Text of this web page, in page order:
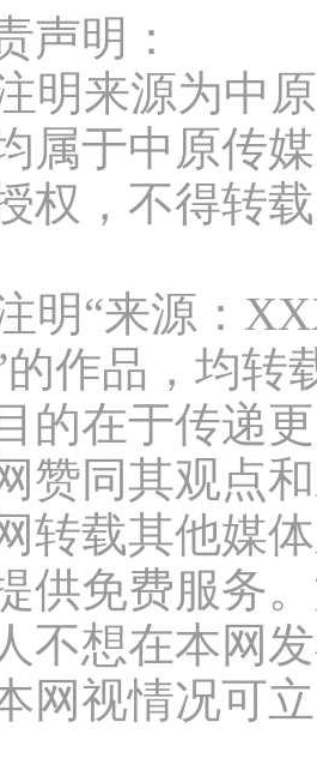
声明：
明来源为中
属于中原传
权，不得转
明“来源：
作品，均转
的在于传递
赞同其观点
转载其他媒
供免费服务
不想在本网
网视情况可